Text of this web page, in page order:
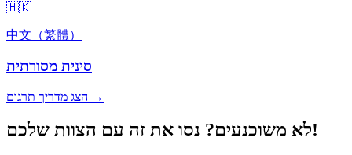
🇭🇰
中文（繁體）
סינית מסורתית
הצג מדריך תרגום →
לא משוכנעים? נסו את זה עם הצוות שלכם!